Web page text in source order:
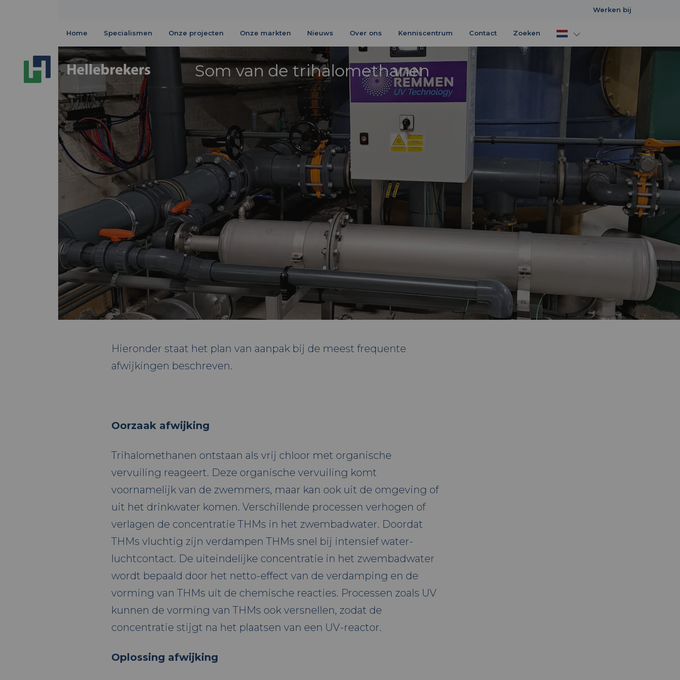
Werken bij
Home Specialismen Onze projecten Onze markten Nieuws Over ons Kenniscentrum Contact Zoeken
Som van de trihalomethanen
Hieronder staat het plan van aanpak bij de meest frequente
afwijkingen beschreven.
Oorzaak afwijking
Trihalomethanen ontstaan als vrij chloor met organische
vervuiling reageert. Deze organische vervuiling komt
voornamelijk van de zwemmers, maar kan ook uit de omgeving of
uit het drinkwater komen. Verschillende processen verhogen of
verlagen de concentratie THMs in het zwembadwater. Doordat
THMs vluchtig zijn verdampen THMs snel bij intensief water-
luchtcontact. De uiteindelijke concentratie in het zwembadwater
wordt bepaald door het netto-effect van de verdamping en de
vorming van THMs uit de chemische reacties. Processen zoals UV
kunnen de vorming van THMs ook versnellen, zodat de
concentratie stijgt na het plaatsen van een UV-reactor.
Oplossing afwijking